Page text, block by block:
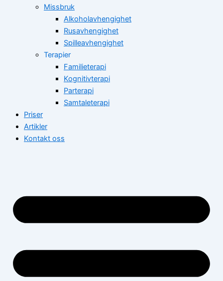
Missbruk
Alkoholavhengighet
Rusavhengighet
Spilleavhengighet
Terapier
Familieterapi
Kognitivterapi
Parterapi
Samtaleterapi
Priser
Artikler
Kontakt oss